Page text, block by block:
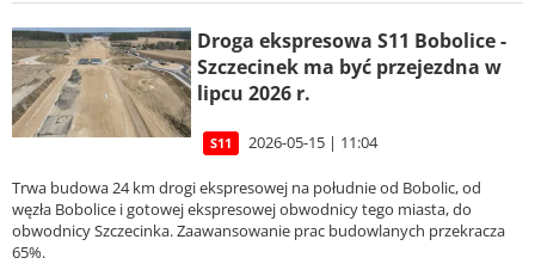
Droga ekspresowa S11 Bobolice -
Szczecinek ma być przejezdna w
lipcu 2026 r.
S11 2026-05-15 | 11:04
Trwa budowa 24 km drogi ekspresowej na południe od Bobolic, od
węzła Bobolice i gotowej ekspresowej obwodnicy tego miasta, do
obwodnicy Szczecinka. Zaawansowanie prac budowlanych przekracza
65%.